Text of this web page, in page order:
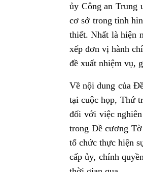
ủy Công an Trung
cơ sở trong tình
thiết. Nhất là hiện
xếp đơn vị hành
đề xuất nhiệm vụ,
Về nội dung của
tại cuộc họp, Thứ
đối với việc
trong Đề cương
tổ chức thực hiện
cấp ủy, chính